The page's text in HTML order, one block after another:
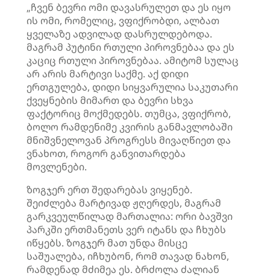
„ჩვენ ბევრი ომი დავასრულეთ და ეს იყო
ის ომი, რომელიც, ვფიქრობდი, ალბათ
ყველაზე ადვილად დასრულდებოდა.
მაგრამ პუტინი რთული პიროვნებაა და ეს
კაციც რთული პიროვნებაა. ამიტომ სულაც
არ არის მარტივი საქმე. აქ დიდი
ერთგულება, დიდი სიყვარულია საკუთარი
ქვეყნების მიმართ და ბევრი სხვა
ფაქტორიც მოქმედებს. თუმცა, ვფიქრობ,
ბოლო რამდენიმე კვირის განმავლობაში
მნიშვნელოვან პროგრესს მივაღწიეთ და
ვნახოთ, როგორ განვითარდება
მოვლენები.
ზოგჯერ ერთ შედარებას ვიყენებ.
შეიძლება მარტივად ჟღერდეს, მაგრამ
გარკვეულწილად მართალია: ორი ბავშვი
პარკში ერთმანეთს ვერ იტანს და ჩხუბს
იწყებს. ზოგჯერ მათ უნდა მისცე
საშუალება, იჩხუბონ, რომ თავად ნახონ,
რამდენად მძიმეა ეს. ბრძოლა ძალიან